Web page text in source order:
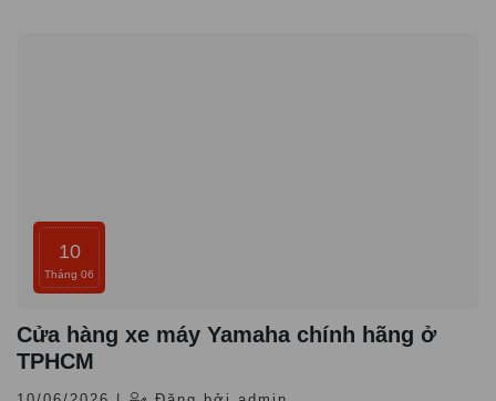
10
Tháng 06
Cửa hàng xe máy Yamaha chính hãng ở
TPHCM